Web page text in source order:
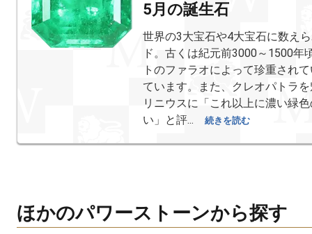
5月の誕生石
世界の3大宝石や4大宝石に数え
ド。古くは紀元前3000～1500年
トのファラオによって珍重され
ています。また、クレオパトラ
リニウスに「これ以上に濃い緑
い」と評...
続きを読む
ほかのパワーストーンから探す